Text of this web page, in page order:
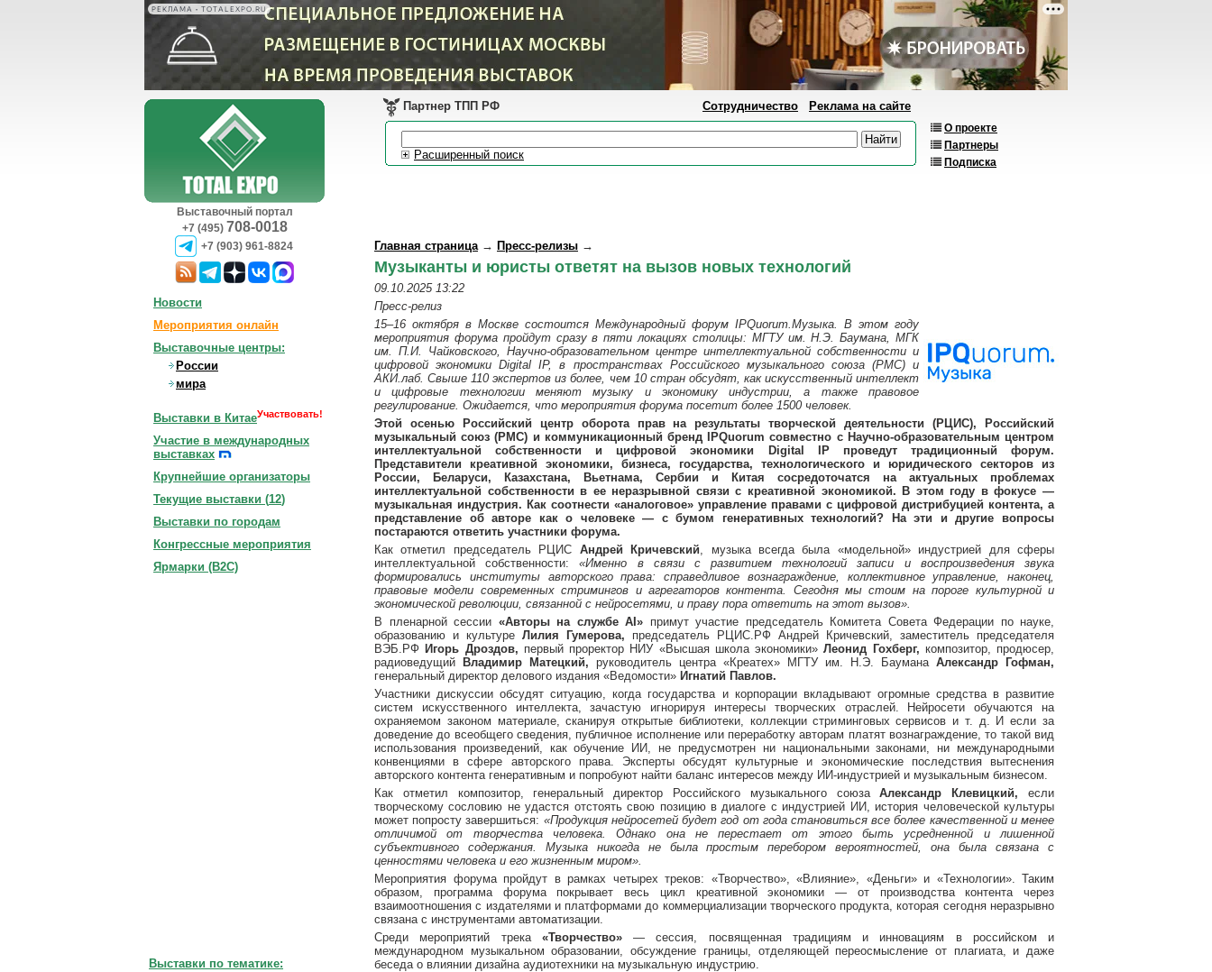
РЕКЛАМА • TOTALEXPO.RU
Выставочный портал
+7 (495) 708-0018
+7 (903) 961-8824
О проекте
Партнеры
Подписка
Партнер ТПП РФ Сотрудничество Реклама на сайте
Расширенный поиск
Главная страница→ Пресс-релизы →
Музыканты и юристы ответят на вызов новых технологий
09.10.2025 13:22
Пресс-релиз
15–16 октября в Москве состоится Международный форум IPQuorum.Музыка. В этом году
мероприятия форума пройдут сразу в пяти локациях столицы: МГТУ им. Н.Э. Баумана, МГК
им. П.И. Чайковского, Научно-образовательном центре интеллектуальной собственности и
цифровой экономики Digital IP, в пространствах Российского музыкального союза (РМС) и
АКИ.лаб. Свыше 110 экспертов из более, чем 10 стран обсудят, как искусственный интеллект
и цифровые технологии меняют музыку и экономику индустрии, а также правовое
регулирование. Ожидается, что мероприятия форума посетит более 1500 человек.
Этой осенью Российский центр оборота прав на результаты творческой деятельности (РЦИС), Российский
музыкальный союз (РМС) и коммуникационный бренд IPQuorum совместно с Научно-образовательным центром
интеллектуальной собственности и цифровой экономики Digital IP проведут традиционный форум.
Представители креативной экономики, бизнеса, государства, технологического и юридического секторов из
России, Беларуси, Казахстана, Вьетнама, Сербии и Китая сосредоточатся на актуальных проблемах
интеллектуальной собственности в ее неразрывной связи с креативной экономикой. В этом году в фокусе —
музыкальная индустрия. Как соотнести «аналоговое» управление правами с цифровой дистрибуцией контента, а
представление об авторе как о человеке — с бумом генеративных технологий? На эти и другие вопросы
постараются ответить участники форума.
Как отметил председатель РЦИС Андрей Кричевский, музыка всегда была «модельной» индустрией для сферы
интеллектуальной собственности:«Именно в связи с развитием технологий записи и воспроизведения звука
формировались институты авторского права: справедливое вознаграждение, коллективное управление, наконец,
правовые модели современных стримингов и агрегаторов контента. Сегодня мы стоим на пороге культурной и
экономической революции, связанной с нейросетями, и праву пора ответить на этот вызов».
В пленарной сессии «Авторы на службе AI» примут участие председатель Комитета Совета Федерации по науке,
образованию и культуре Лилия Гумерова, председатель РЦИС.РФ Андрей Кричевский, заместитель председателя
ВЭБ.РФ Игорь Дроздов, первый проректор НИУ «Высшая школа экономики» Леонид Гохберг, композитор, продюсер,
радиоведущий Владимир Матецкий, руководитель центра «Креатех» МГТУ им. Н.Э. Баумана Александр Гофман,
генеральный директор делового издания «Ведомости» Игнатий Павлов.
Участники дискуссии обсудят ситуацию, когда государства и корпорации вкладывают огромные средства в развитие
систем искусственного интеллекта, зачастую игнорируя интересы творческих отраслей. Нейросети обучаются на
охраняемом законом материале, сканируя открытые библиотеки, коллекции стриминговых сервисов и т. д. И если за
доведение до всеобщего сведения, публичное исполнение или переработку авторам платят вознаграждение, то такой вид
использования произведений, как обучение ИИ, не предусмотрен ни национальными законами, ни международными
конвенциями в сфере авторского права. Эксперты обсудят культурные и экономические последствия вытеснения
авторского контента генеративным и попробуют найти баланс интересов между ИИ-индустрией и музыкальным бизнесом.
Как отметил композитор, генеральный директор Российского музыкального союзаАлександр Клевицкий, если
творческому сословию не удастся отстоять свою позицию в диалоге с индустрией ИИ, история человеческой культуры
может попросту завершиться: «Продукция нейросетей будет год от года становиться все более качественной и менее
отличимой от творчества человека. Однако она не перестает от этого быть усредненной и лишенной
субъективного содержания. Музыка никогда не была простым перебором вероятностей, она была связана с
ценностями человека и его жизненным миром».
Мероприятия форума пройдут в рамках четырех треков: «Творчество», «Влияние», «Деньги» и «Технологии». Таким
образом, программа форума покрывает весь цикл креативной экономики — от производства контента через
взаимоотношения с издателями и платформами до коммерциализации творческого продукта, которая сегодня неразрывно
связана с инструментами автоматизации.
Среди мероприятий трека «Творчество»— сессия, посвященная традициям и инновациям в российском и
международном музыкальном образовании, обсуждение границы, отделяющей переосмысление от плагиата, и даже
беседа о влиянии дизайна аудиотехники на музыкальную индустрию.
Новости
Мероприятия онлайн
Выставочные центры:
России
мира
Выставки в КитаеУчаствовать!
Участие в международных
выставках
Крупнейшие организаторы
Текущие выставки (12)
Выставки по городам
Конгрессные мероприятия
Ярмарки (B2C)
Выставки по тематике: